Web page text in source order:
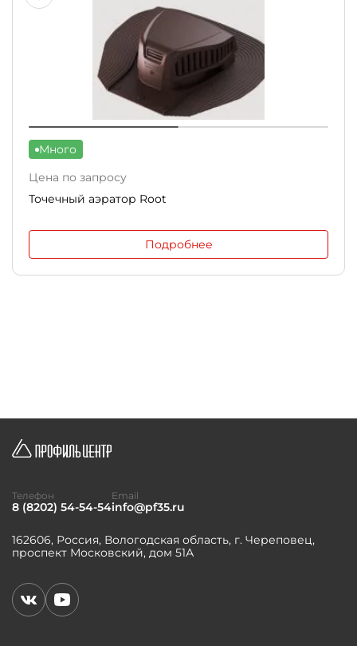
Много
Цена по запросу
Точечный аэратор Root
Подробнее
162606, Россия, Вологодская область, г. Череповец,
проспект Московский, дом 51А
Телефон
8 (8202) 54-54-54
Email
info@pf35.ru